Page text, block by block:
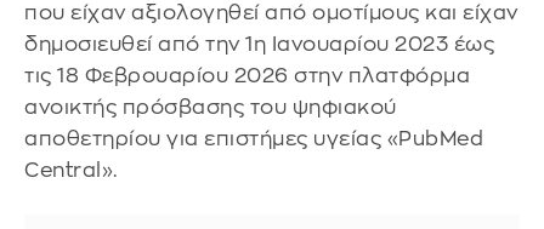
που είχαν αξιολογηθεί από ομοτίμους και είχαν
δημοσιευθεί από την 1η Ιανουαρίου 2023 έως
τις 18 Φεβρουαρίου 2026 στην πλατφόρμα
ανοικτής πρόσβασης του ψηφιακού
αποθετηρίου για επιστήμες υγείας «PubMed
Central».